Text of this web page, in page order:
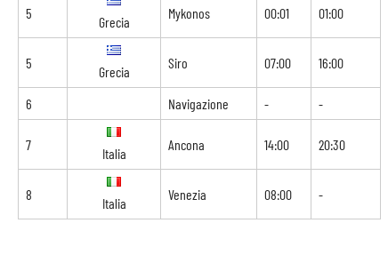
5
Grecia
Mykonos 00:01 01:00
5
Grecia
Siro 07:00 16:00
6 Navigazione - -
7
Italia
Ancona 14:00 20:30
8
Italia
Venezia 08:00 -